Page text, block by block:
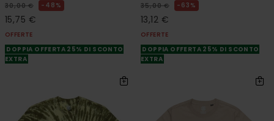
30,00 € 48%
15,75 €
OFFERTE
DOPPIA OFFERTA 25% DI SCONTO
EXTRA
35,00 € 63%
13,12 €
OFFERTE
DOPPIA OFFERTA 25% DI SCONTO
EXTRA